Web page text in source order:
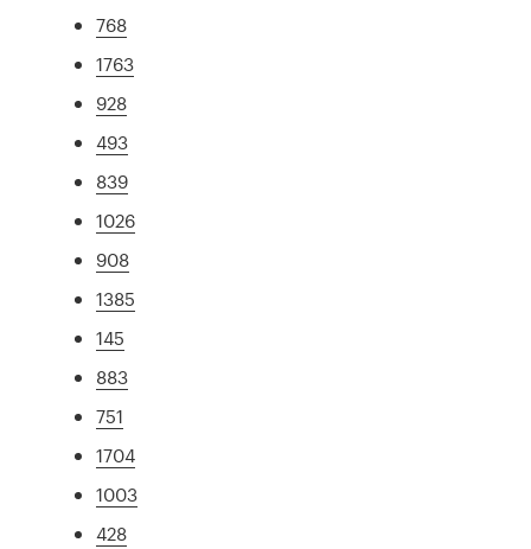
768
1763
928
493
839
1026
908
1385
145
883
751
1704
1003
428